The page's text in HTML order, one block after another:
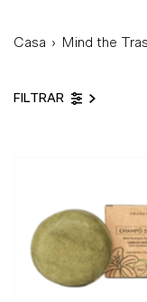
para reduzir o
e práticas
movimento de
Casa › Mind the
FILTRAR